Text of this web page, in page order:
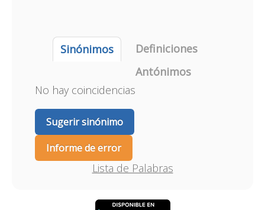
Sinónimos
Definiciones
Antónimos
No hay coincidencias
Sugerir sinónimo
Informe de error
Lista de Palabras